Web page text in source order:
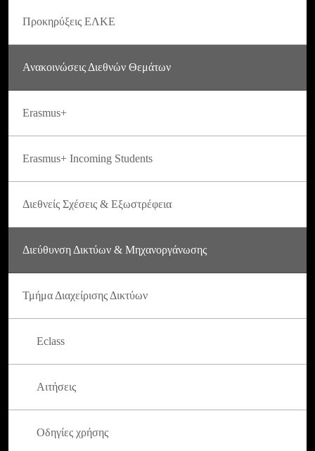
Προκηρύξεις ΕΛΚΕ
Ανακοινώσεις Διεθνών Θεμάτων
Erasmus+
Erasmus+ Incoming Students
Διεθνείς Σχέσεις & Εξωστρέφεια
Διεύθυνση Δικτύων & Μηχανοργάνωσης
Τμήμα Διαχείρισης Δικτύων
Eclass
Αιτήσεις
Οδηγίες χρήσης